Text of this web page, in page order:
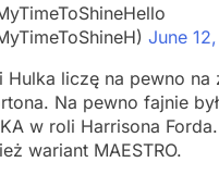
June
Hulka liczę na pewno na
Na pewno fajnie
w roli Harrisona
wariant MAESTRO.